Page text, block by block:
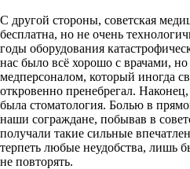
С другой стороны, советская
бесплатна, но не очень
годы оборудования
нас было всё хорошо с врачами,
медперсоналом, который иногда
откровенно пренебрегал.
была стоматология. Болью в
наши сограждане, побывав в
получали такие сильные
терпеть любые неудобства, лишь
не повторять.